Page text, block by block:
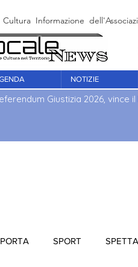
Informazione
NOTIZIE
Giustizia 2026, vince
SPORT